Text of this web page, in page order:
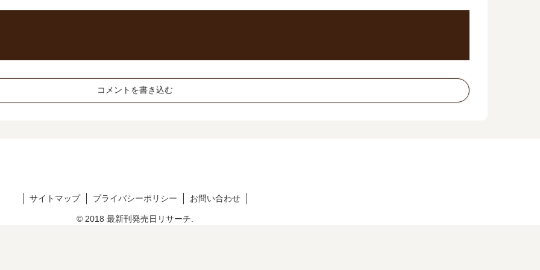
コメントを書き込む
サイトマップ プライバシーポリシー お問い合わせ
© 2018 最新刊発売日リサーチ.